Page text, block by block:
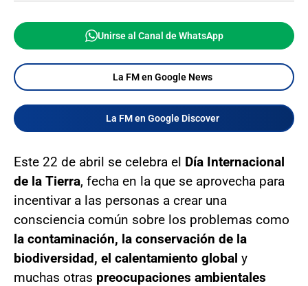
Unirse al Canal de WhatsApp
La FM en Google News
La FM en Google Discover
Este 22 de abril se celebra el Día Internacional
de la Tierra, fecha en la que se aprovecha para
incentivar a las personas a crear una
consciencia común sobre los problemas como
la contaminación, la conservación de la
biodiversidad, el calentamiento global y
muchas otras preocupaciones ambientales